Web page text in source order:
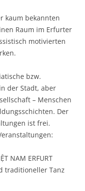
kaum bekannten
Raum im Erfurter
motivierten
bzw.
der Stadt, aber
– Menschen
Der
ist frei.
NAM ERFURT
traditioneller Tanz